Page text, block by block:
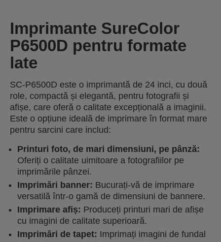
Imprimante SureColor
P6500D pentru formate
late
SC-P6500D este o imprimantă de 24 inci, cu două
role, compactă și elegantă, pentru fotografii și
afișe, care oferă o calitate excepțională a imaginii.
Este o opțiune ideală de imprimare în format mare
pentru sarcini care includ:
Printuri foto, de mari dimensiuni, pe pânză:
Oferiți o calitate uimitoare a fotografiilor pe
imprimările pânzei.
Imprimări banner: Bucurați-vă de imprimare
versatilă într-o gamă de dimensiuni de bannere.
Imprimare afiș: Produceți printuri mari de afișe
cu imagini de calitate superioară.
Imprimări de tapet: Imprimați imagini de fundal